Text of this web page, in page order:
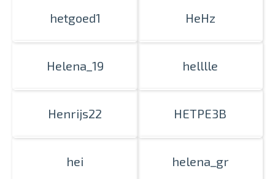
hetgoed1 HeHz
Helena_19 helllle
Henrijs22 HETPE3B
hei helena_gr